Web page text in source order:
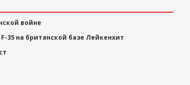
войне
35 на британской базе Лейкенхит